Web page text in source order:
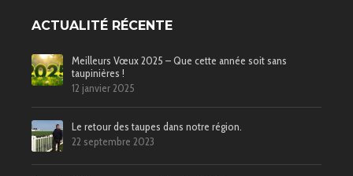
ACTUALITÉ RÉCENTE
Meilleurs Vœux 2025 – Que cette année soit sans
taupinières !
12 janvier 2025
Le retour des taupes dans notre région.
22 septembre 2023